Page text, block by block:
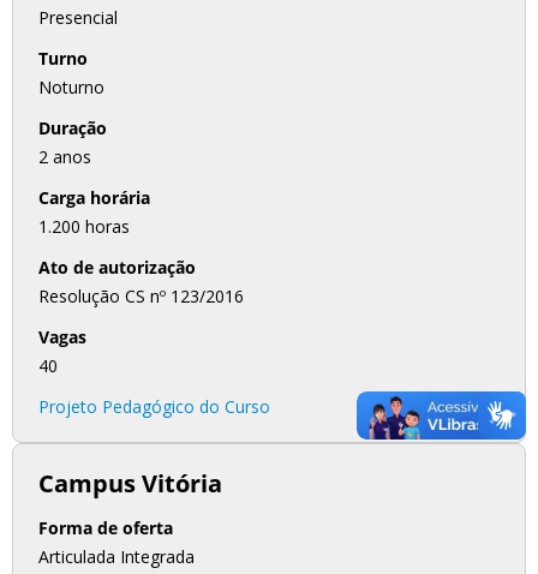
Presencial
Turno
Noturno
Duração
2 anos
Carga horária
1.200 horas
Ato de autorização
Resolução CS nº 123/2016
Vagas
40
Projeto Pedagógico do Curso
Campus Vitória
Forma de oferta
Articulada Integrada